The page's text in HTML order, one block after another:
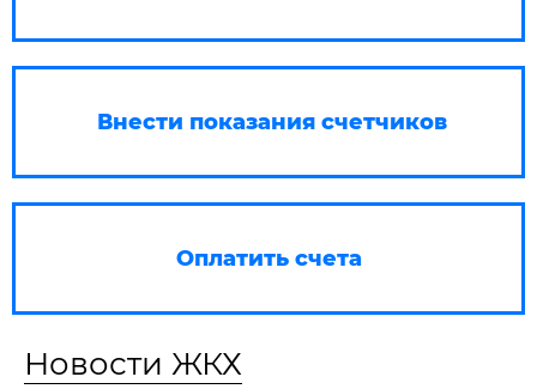
Внести показания счетчиков
Оплатить счета
Новости ЖКХ